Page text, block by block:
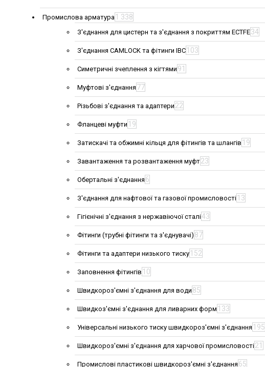
Промислова арматура 1 338
З'єднання для цистерн та з'єднання з покриттям ECTFE34
З'єднання CAMLOCK та фітинги IBC 103
Симетричні зчеплення з кігтями 91
Муфтові з'єднання 77
Різьбові з'єднання та адаптери 22
Фланцеві муфти 19
Затискачі та обжимні кільця для фітингів та шлангів 19
Завантаження та розвантаження муфт23
Обертальні з'єднання 6
З'єднання для нафтової та газової промисловості 13
Гігієнічні з'єднання з нержавіючої сталі43
Фітинги (трубні фітинги та з'єднувачі) 87
Фітинги та адаптери низького тиску 152
Заповнення фітингів 10
Швидкороз'ємні з'єднання для води 85
Швидкоз'ємні з'єднання для ливарних форм 133
Універсальні низького тиску швидкороз'ємні з'єднання 195
Швидкороз'ємні з'єднання для харчової промисловості21
Промислові пластикові швидкороз'ємні з'єднання 65